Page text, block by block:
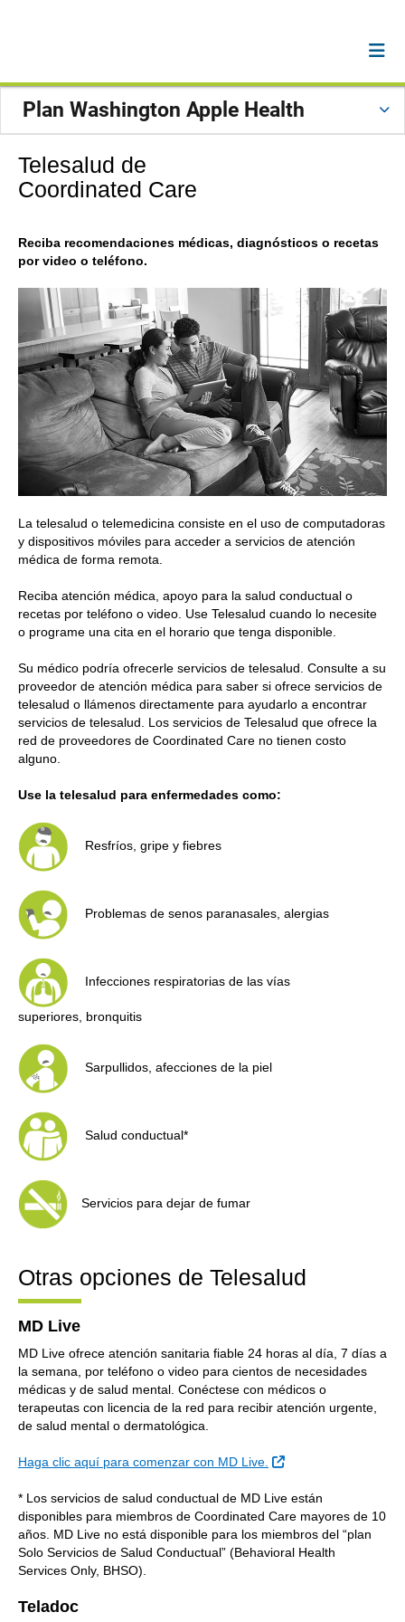
Plan Washington Apple Health
Telesalud de
Coordinated Care
Reciba recomendaciones médicas, diagnósticos o recetas
por video o teléfono.
La telesalud o telemedicina consiste en el uso de computadoras
y dispositivos móviles para acceder a servicios de atención
médica de forma remota.
Reciba atención médica, apoyo para la salud conductual o
recetas por teléfono o video. Use Telesalud cuando lo necesite
o programe una cita en el horario que tenga disponible.
Su médico podría ofrecerle servicios de telesalud. Consulte a su
proveedor de atención médica para saber si ofrece servicios de
telesalud o llámenos directamente para ayudarlo a encontrar
servicios de telesalud. Los servicios de Telesalud que ofrece la
red de proveedores de Coordinated Care no tienen costo
alguno.
Use la telesalud para enfermedades como:
Resfríos, gripe y fiebres
Problemas de senos paranasales, alergias
Infecciones respiratorias de las vías
superiores, bronquitis
Sarpullidos, afecciones de la piel
Salud conductual*
Servicios para dejar de fumar
Otras opciones de Telesalud
MD Live
MD Live ofrece atención sanitaria fiable 24 horas al día, 7 días a
la semana, por teléfono o video para cientos de necesidades
médicas y de salud mental. Conéctese con médicos o
terapeutas con licencia de la red para recibir atención urgente,
de salud mental o dermatológica.
Haga clic aquí para comenzar con MD Live. Sitio Externo
* Los servicios de salud conductual de MD Live están
disponibles para miembros de Coordinated Care mayores de 10
años. MD Live no está disponible para los miembros del “plan
Solo Servicios de Salud Conductual” (Behavioral Health
Services Only, BHSO).
Teladoc